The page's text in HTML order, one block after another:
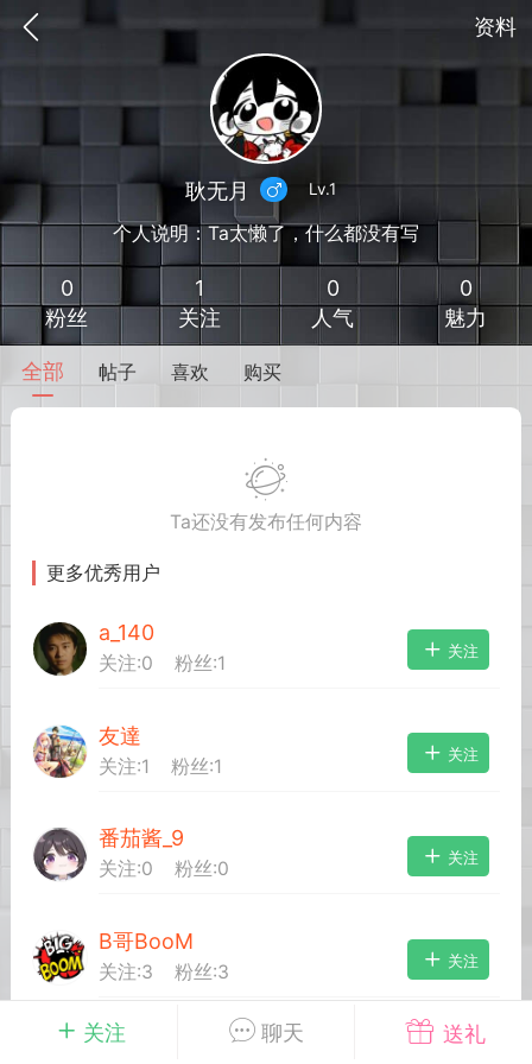
资料
我的钱包 道具 排行榜
攻略教程
02-10 15:45
电脑端
卖挂
禁止发布联机可用的作弊模组，
作弊模组的发布规范近期收到一些信息
作弊模组在联机服务器使用,为了维护游
模组的发布行为：1. *...
72 2.23w
大人
Lv.8
关注 聊天 送礼
耿无月 Lv.1
个人说明：Ta太懒了，什么都没有写
0
粉丝
1
关注
0
人气
0
魅力
全部 帖子 喜欢 购买
Ta还没有发布任何内容
更多优秀用户
a_140
关注:0 粉丝:1
关注
友達
关注:1 粉丝:1
关注
番茄酱_9
关注:0 粉丝:0
关注
B哥BooM
关注:3 粉丝:3
关注
夏娜